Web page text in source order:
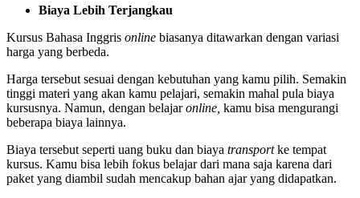
Biaya Lebih Terjangkau
Kursus Bahasa Inggris online biasanya ditawarkan dengan variasi
harga yang berbeda.
Harga tersebut sesuai dengan kebutuhan yang kamu pilih. Semakin
tinggi materi yang akan kamu pelajari, semakin mahal pula biaya
kursusnya. Namun, dengan belajaronline, kamu bisa mengurangi
beberapa biaya lainnya.
Biaya tersebut seperti uang buku dan biaya transportke tempat
kursus. Kamu bisa lebih fokus belajar dari mana saja karena dari
paket yang diambil sudah mencakup bahan ajar yang didapatkan.